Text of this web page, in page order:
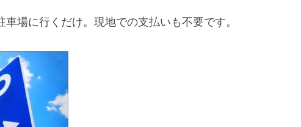
場に行くだけ。現地での支払いも不要です。